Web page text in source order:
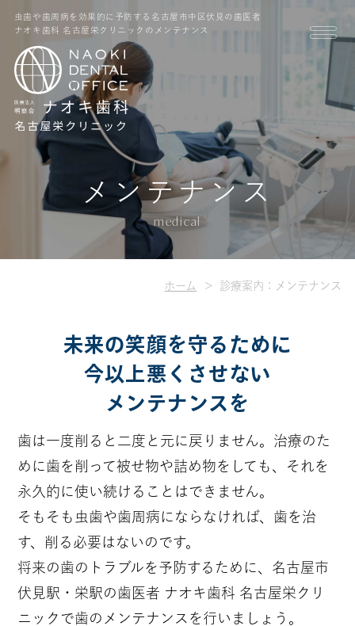
虫歯や歯周病を効果的に予防する名古屋市中区伏見の歯医者
ナオキ歯科 名古屋栄クリニックのメンテナンス
メンテナンス
medical
ホーム 診療案内：メンテナンス
未来の笑顔を守るために
今以上悪くさせない
メンテナンスを
歯は一度削ると二度と元に戻りません。 治療のた
めに歯を削って被せ物や詰め物をしても、それを
永久的に使い続けることはできません。
そもそも虫歯や歯周病にならなければ、歯を治
す、削る必要はないのです。
将来の歯のトラブルを予防するために、 名古屋市
伏見駅・栄駅の歯医者 ナオキ歯科 名古屋栄クリ
ニックで歯のメンテナンスを行いましょう。